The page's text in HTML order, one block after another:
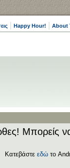
Happy Hour! About
Μπορείς
Κατεβάστε εδώ το